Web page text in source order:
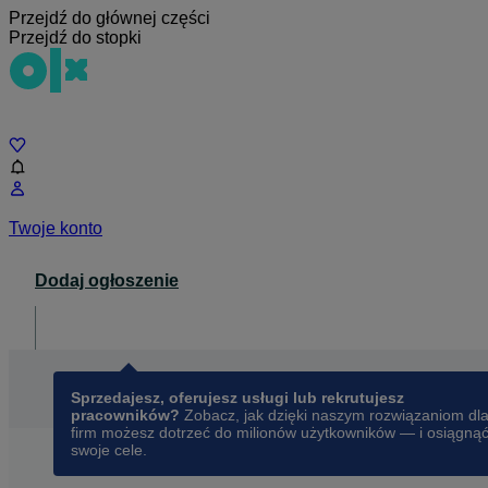
Przejdź do głównej części
Przejdź do stopki
Twoje konto
Dodaj ogłoszenie
Sprzedajesz, oferujesz usługi lub rekrutujesz
pracowników? Zobacz, jak dzięki naszym rozwiązaniom dla
firm możesz dotrzeć do milionów użytkowników — i osiągnąć
swoje cele.